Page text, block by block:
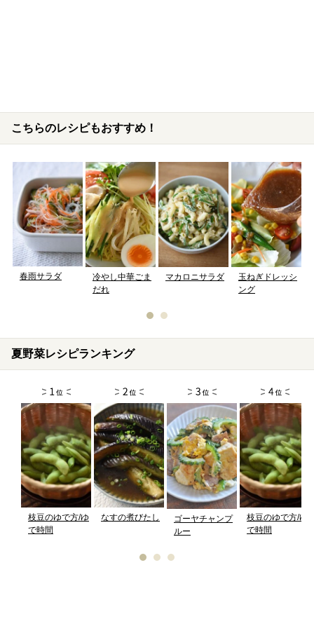
こちらのレシピもおすすめ！
春雨サラダ
冷やし中華ごま
だれ
マカロニサラダ
玉ねぎドレッシ
ング
夏野菜レシピランキング
枝豆のゆで方/ゆ
で時間
なすの煮びたし
ゴーヤチャンプ
ルー
枝豆のゆで方/ゆ
で時間